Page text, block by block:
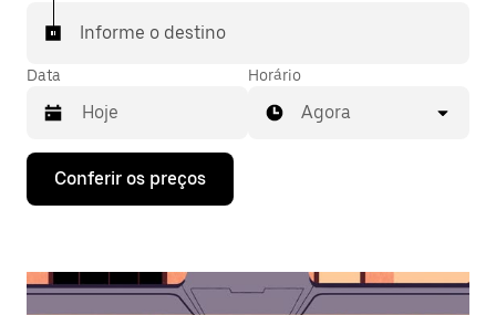
Informe o destino
Data
Pressione
seta
interagir
Horário
Agora
Conferir os preços